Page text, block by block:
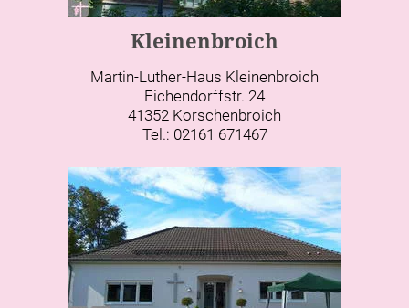
Kleinenbroich
Martin-Luther-Haus Kleinenbroich
Eichendorffstr. 24
41352 Korschenbroich
Tel.: 02161 671467